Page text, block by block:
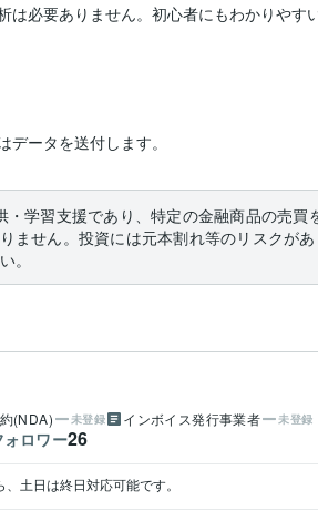
は必要ありません。初心者にもわかりやす
ータを送付します。
学習支援であり、特定の金融商品の売買
ません。投資には元本割れ等のリスクが
。
(NDA) 未登録 インボイス発行事業者 未登録
ォロワー26
土日は終日対応可能です。